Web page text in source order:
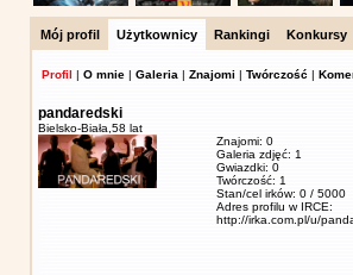
Mój profil Użytkownicy Rankingi Konkursy
Profil | O mnie | Galeria | Znajomi | Twórczość |
pandaredski
Bielsko-Biała, 58 lat
Znajomi: 0
Galeria zdjęć: 1
Gwiazdki: 0
Twórczość: 1
Stan/cel irków: 0 / 5000
Adres profilu w IRCE:
http://irka.com.pl/u/